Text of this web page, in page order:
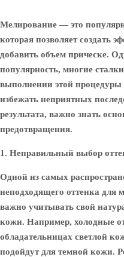
Мелирование — это
которая позволяет создать
добавить объем прическе.
популярность, многие
выполнении этой
избежать неприятных
результата, важно знать
предотвращения.
1. Неправильный выбор
Одной из самых
неподходящего оттенка для
важно учитывать свой
кожи. Например, холодные
обладательницах светлой
подойдут для темной кожи.